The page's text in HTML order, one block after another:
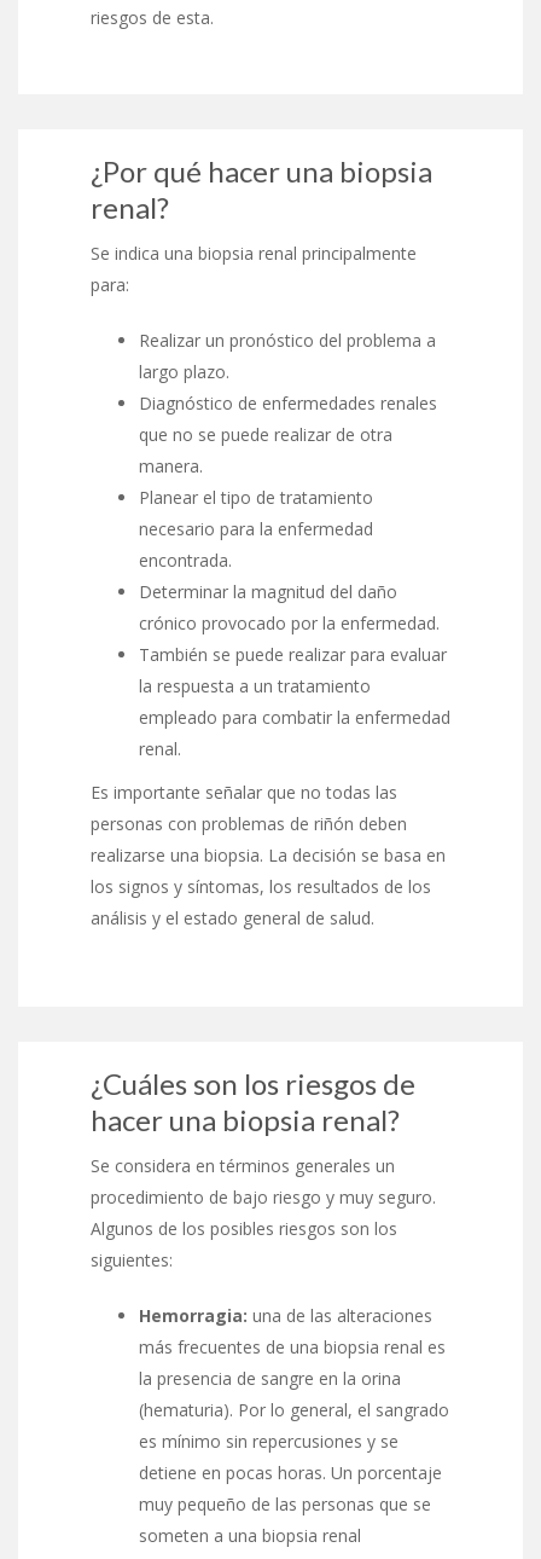
riesgos de esta.
¿Por qué hacer una biopsia
renal?
Se indica una biopsia renal principalmente
para:
Realizar un pronóstico del problema a
largo plazo.
Diagnóstico de enfermedades renales
que no se puede realizar de otra
manera.
Planear el tipo de tratamiento
necesario para la enfermedad
encontrada.
Determinar la magnitud del daño
crónico provocado por la enfermedad.
También se puede realizar para evaluar
la respuesta a un tratamiento
empleado para combatir la enfermedad
renal.
Es importante señalar que no todas las
personas con problemas de riñón deben
realizarse una biopsia. La decisión se basa en
los signos y síntomas, los resultados de los
análisis y el estado general de salud.
¿Cuáles son los riesgos de
hacer una biopsia renal?
Se considera en términos generales un
procedimiento de bajo riesgo y muy seguro.
Algunos de los posibles riesgos son los
siguientes:
Hemorragia: una de las alteraciones
más frecuentes de una biopsia renal es
la presencia de sangre en la orina
(hematuria). Por lo general, el sangrado
es mínimo sin repercusiones y se
detiene en pocas horas. Un porcentaje
muy pequeño de las personas que se
someten a una biopsia renal